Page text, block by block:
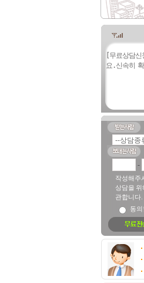
-
작성해주
상담을 위
관합니다.
동의